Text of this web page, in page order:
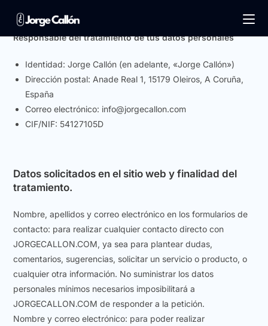
Responsable del tratamiento de tus datos personales
Identidad: Jorge Callón (en adelante, «Jorge Callón»)
Dirección postal: Anade Real 1, 15179 Oleiros, A Coruña,
España
Correo electrónico: info@jorgecallon.com
CIF/NIF: 54127105D
Datos solicitados en el sitio web y finalidad del
tratamiento.
Nombre, apellidos y correo electrónico en los formularios de
contacto: para realizar cualquier contacto directo con
JORGECALLON.COM, ya sea para plantear dudas,
comentarios, sugerencias, solicitar un servicio o producto, o
cualquier otra información. No suministrar los datos
personales mínimos necesarios imposibilitará a
JORGECALLON.COM de responder a la petición.
Nombre y correo electrónico: para poder realizar